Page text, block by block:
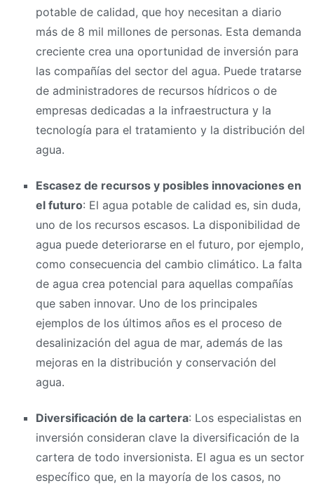
potable de calidad, que hoy necesitan a diario
más de 8 mil millones de personas. Esta demanda
creciente crea una oportunidad de inversión para
las compañías del sector del agua. Puede tratarse
de administradores de recursos hídricos o de
empresas dedicadas a la infraestructura y la
tecnología para el tratamiento y la distribución del
agua.
Escasez de recursos y posibles innovaciones en
el futuro: El agua potable de calidad es, sin duda,
uno de los recursos escasos. La disponibilidad de
agua puede deteriorarse en el futuro, por ejemplo,
como consecuencia del cambio climático. La falta
de agua crea potencial para aquellas compañías
que saben innovar. Uno de los principales
ejemplos de los últimos años es el proceso de
desalinización del agua de mar, además de las
mejoras en la distribución y conservación del
agua.
Diversificación de la cartera: Los especialistas en
inversión consideran clave la diversificación de la
cartera de todo inversionista. El agua es un sector
específico que, en la mayoría de los casos, no